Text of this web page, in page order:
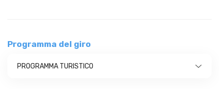
Programma del giro
PROGRAMMA TURISTICO